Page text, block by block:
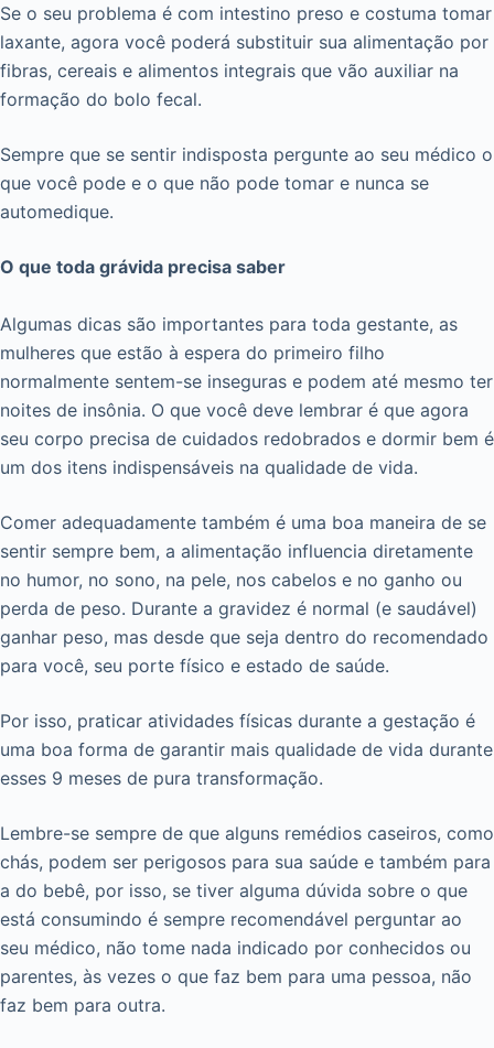
Se o seu problema é com intestino preso e costuma tomar
laxante, agora você poderá substituir sua alimentação por
fibras, cereais e alimentos integrais que vão auxiliar na
formação do bolo fecal.
Sempre que se sentir indisposta pergunte ao seu médico o
que você pode e o que não pode tomar e nunca se
automedique.
O que toda grávida precisa saber
Algumas dicas são importantes para toda gestante, as
mulheres que estão à espera do primeiro filho
normalmente sentem-se inseguras e podem até mesmo ter
noites de insônia. O que você deve lembrar é que agora
seu corpo precisa de cuidados redobrados e dormir bem é
um dos itens indispensáveis na qualidade de vida.
Comer adequadamente também é uma boa maneira de se
sentir sempre bem, a alimentação influencia diretamente
no humor, no sono, na pele, nos cabelos e no ganho ou
perda de peso. Durante a gravidez é normal (e saudável)
ganhar peso, mas desde que seja dentro do recomendado
para você, seu porte físico e estado de saúde.
Por isso, praticar atividades físicas durante a gestação é
uma boa forma de garantir mais qualidade de vida durante
esses 9 meses de pura transformação.
Lembre-se sempre de que alguns remédios caseiros, como
chás, podem ser perigosos para sua saúde e também para
a do bebê, por isso, se tiver alguma dúvida sobre o que
está consumindo é sempre recomendável perguntar ao
seu médico, não tome nada indicado por conhecidos ou
parentes, às vezes o que faz bem para uma pessoa, não
faz bem para outra.